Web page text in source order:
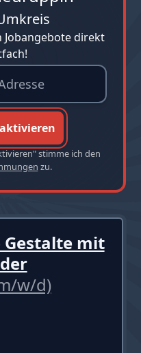
Jobangebote direkt
stimme ich den
zu.
Gestalte mit
w/d)